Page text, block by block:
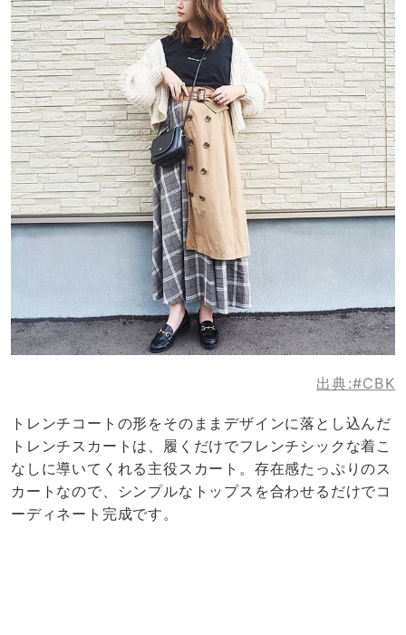
出典:#CBK
トレンチコートの形をそのままデザインに落とし込んだ
トレンチスカートは、履くだけでフレンチシックな着こ
なしに導いてくれる主役スカート。存在感たっぷりのス
カートなので、シンプルなトップスを合わせるだけでコ
ーディネート完成です。